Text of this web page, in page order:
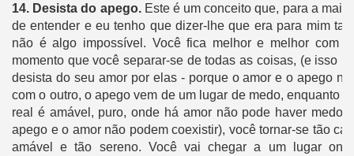
14. Desista do apego. Este é um conceito que, para a
de entender e eu tenho que dizer-lhe que era para mim
não é algo impossível. Você fica melhor e melhor com
momento que você separar-se de todas as coisas, (e isso
desista do seu amor por elas - porque o amor e o apego
com o outro, o apego vem de um lugar de medo, enquanto
real é amável, puro, onde há amor não pode haver medo,
apego e o amor não podem coexistir), você tornar-se tão
amável e tão sereno. Você vai chegar a um lugar